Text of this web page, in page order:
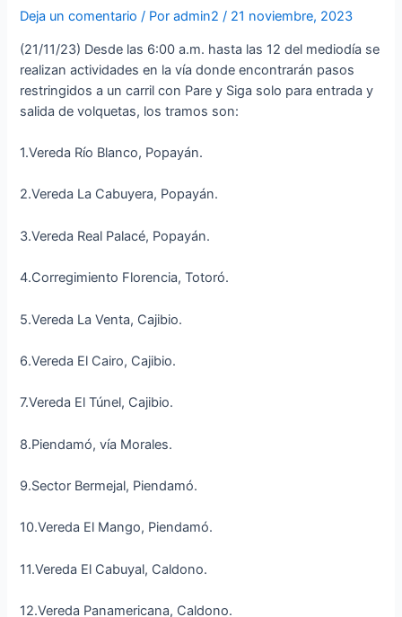
Deja un comentario / Poradmin2 / 21 noviembre, 2023
(21/11/23) Desde las 6:00 a.m. hasta las 12 del mediodía se
realizan actividades en la vía donde encontrarán pasos
restringidos a un carril con Pare y Siga solo para entrada y
salida de volquetas, los tramos son:
1.Vereda Río Blanco, Popayán.
2.Vereda La Cabuyera, Popayán.
3.Vereda Real Palacé, Popayán.
4.Corregimiento Florencia, Totoró.
5.Vereda La Venta, Cajibio.
6.Vereda El Cairo, Cajibio.
7.Vereda El Túnel, Cajibio.
8.Piendamó, vía Morales.
9.Sector Bermejal, Piendamó.
10.Vereda El Mango, Piendamó.
11.Vereda El Cabuyal, Caldono.
12.Vereda Panamericana, Caldono.